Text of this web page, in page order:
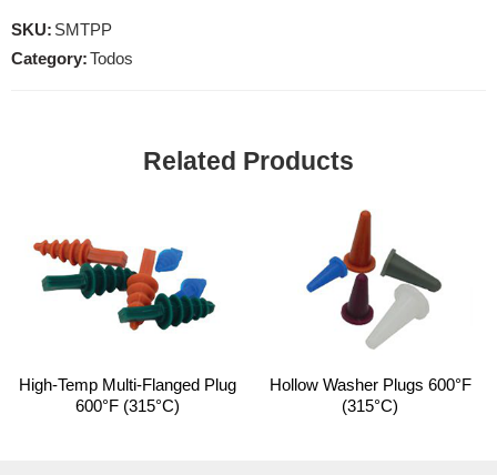
SKU: SMTPP
Category:Todos
Related Products
High-Temp Multi-Flanged Plug
600°F (315°C)
Hollow Washer Plugs 600°F
(315°C)